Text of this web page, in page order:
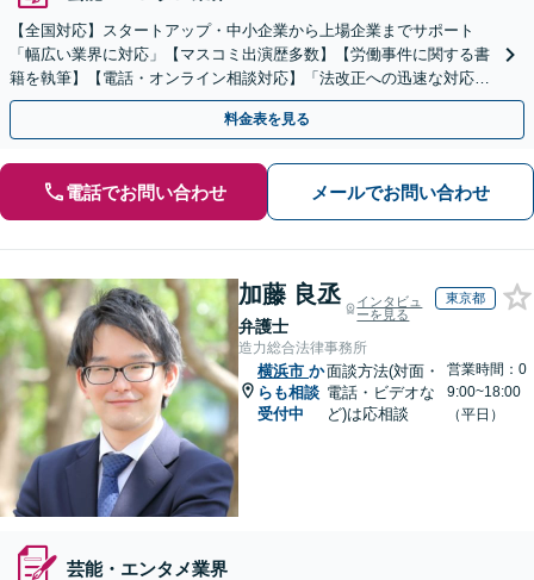
【全国対応】スタートアップ・中小企業から上場企業までサポート
「幅広い業界に対応」【マスコミ出演歴多数】【労働事件に関する書
籍を執筆】【電話・オンライン相談対応】「法改正への迅速な対応」
「労務環境の整備でトラブルを未然に防ぐ」
料金表を見る
電話でお問い合わせ メールでお問い合わせ
加藤 良丞
弁護士
インタビュ
ーを見る
東京都
造力総合法律事務所
横浜市 か
らも相談
受付中
面談方法(対面・
電話・ビデオな
ど)は応相談
営業時間：0
9:00~18:00
（平日）
芸能・エンタメ業界